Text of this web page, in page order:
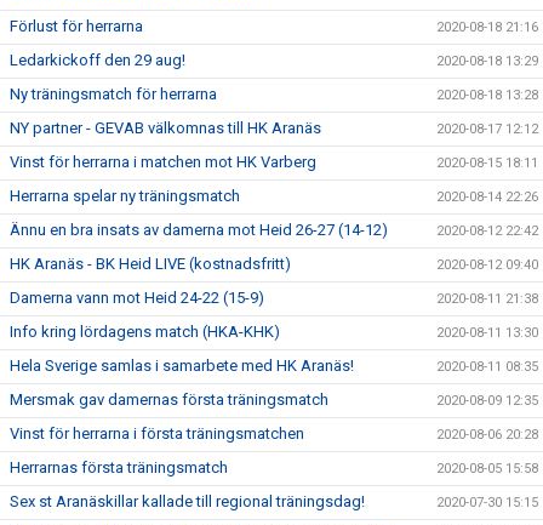
Förlust för herrarna 2020-08-18 21:16
Ledarkickoff den 29 aug! 2020-08-18 13:29
Ny träningsmatch för herrarna 2020-08-18 13:28
NY partner - GEVAB välkomnas till HK Aranäs 2020-08-17 12:12
Vinst för herrarna i matchen mot HK Varberg 2020-08-15 18:11
Herrarna spelar ny träningsmatch 2020-08-14 22:26
Ännu en bra insats av damerna mot Heid 26-27 (14-12) 2020-08-12 22:42
HK Aranäs - BK Heid LIVE (kostnadsfritt) 2020-08-12 09:40
Damerna vann mot Heid 24-22 (15-9) 2020-08-11 21:38
Info kring lördagens match (HKA-KHK) 2020-08-11 13:30
Hela Sverige samlas i samarbete med HK Aranäs! 2020-08-11 08:35
Mersmak gav damernas första träningsmatch 2020-08-09 12:35
Vinst för herrarna i första träningsmatchen 2020-08-06 20:28
Herrarnas första träningsmatch 2020-08-05 15:58
Sex st Aranäskillar kallade till regional träningsdag! 2020-07-30 15:15